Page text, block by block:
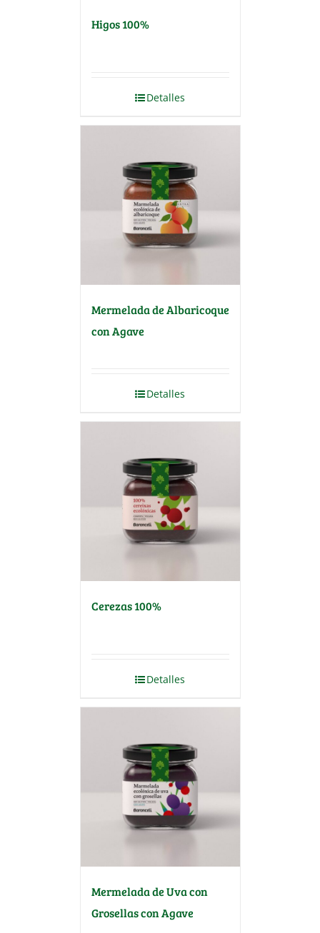
Higos 100%
Detalles
Mermelada de Albaricoque
con Agave
Detalles
Cerezas 100%
Detalles
Mermelada de Uva con
Grosellas con Agave